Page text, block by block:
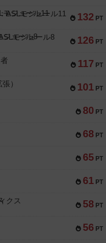
132 PT
ASLモジュール11
126 PT
モジュール8
117 PT
101 PT
）
80 PT
68 PT
65 PT
61 PT
58 PT
クス
56 PT